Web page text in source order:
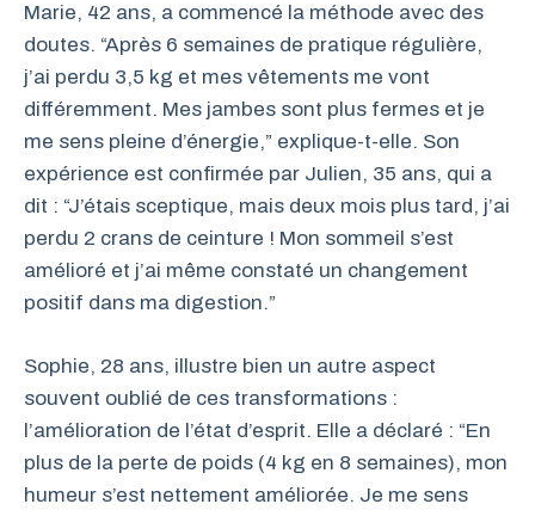
Marie, 42 ans, a commencé la méthode avec des
doutes. “Après 6 semaines de pratique régulière,
j’ai perdu 3,5 kg et mes vêtements me vont
différemment. Mes jambes sont plus fermes et je
me sens pleine d’énergie,” explique-t-elle. Son
expérience est confirmée par Julien, 35 ans, qui a
dit : “J’étais sceptique, mais deux mois plus tard, j’ai
perdu 2 crans de ceinture ! Mon sommeil s’est
amélioré et j’ai même constaté un changement
positif dans ma digestion.”
Sophie, 28 ans, illustre bien un autre aspect
souvent oublié de ces transformations :
l’amélioration de l’état d’esprit. Elle a déclaré : “En
plus de la perte de poids (4 kg en 8 semaines), mon
humeur s’est nettement améliorée. Je me sens